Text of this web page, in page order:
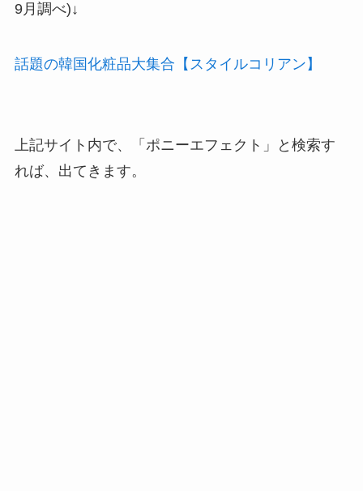
9月調べ)↓
話題の韓国化粧品大集合【スタイルコリアン】
上記サイト内で、「ポニーエフェクト」と検索す
れば、出てきます。